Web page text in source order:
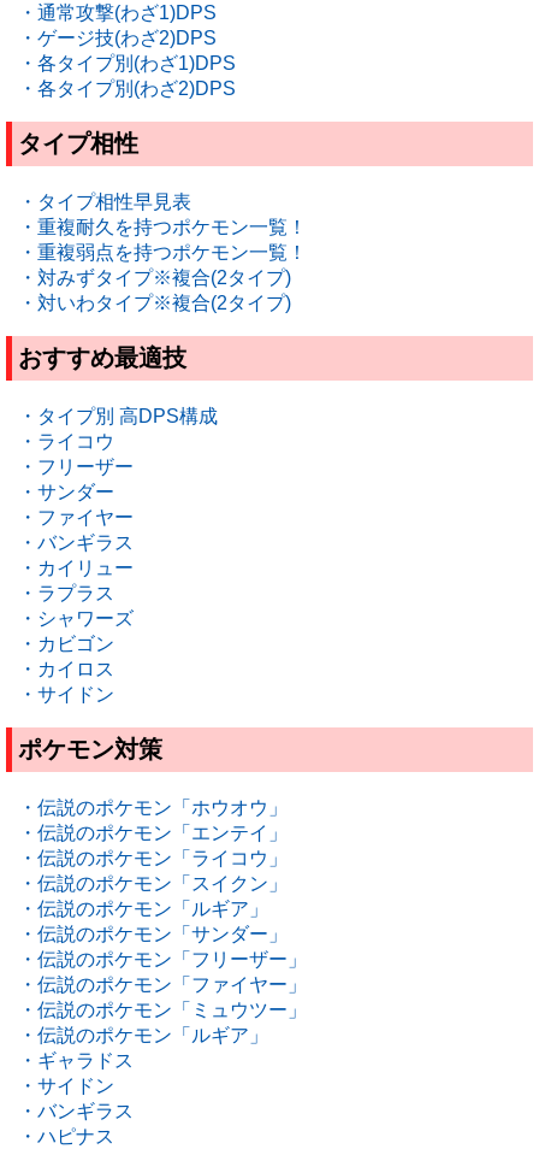
・通常攻撃(わざ1)DPS
・ゲージ技(わざ2)DPS
・各タイプ別(わざ1)DPS
・各タイプ別(わざ2)DPS
タイプ相性
・タイプ相性早見表
・重複耐久を持つポケモン一覧！
・重複弱点を持つポケモン一覧！
・対みずタイプ※複合(2タイプ)
・対いわタイプ※複合(2タイプ)
おすすめ最適技
・タイプ別 高DPS構成
・ライコウ
・フリーザー
・サンダー
・ファイヤー
・バンギラス
・カイリュー
・ラプラス
・シャワーズ
・カビゴン
・カイロス
・サイドン
ポケモン対策
・伝説のポケモン「ホウオウ」
・伝説のポケモン「エンテイ」
・伝説のポケモン「ライコウ」
・伝説のポケモン「スイクン」
・伝説のポケモン「ルギア」
・伝説のポケモン「サンダー」
・伝説のポケモン「フリーザー」
・伝説のポケモン「ファイヤー」
・伝説のポケモン「ミュウツー」
・伝説のポケモン「ルギア」
・ギャラドス
・サイドン
・バンギラス
・ハピナス